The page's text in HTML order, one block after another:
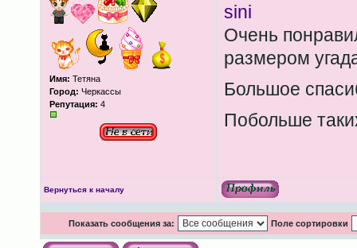
Имя: Тетяна
Город: Черкассы
Репутация: 4
sini
Очень
размером
Большое
Побольше
Вернуться к началу
Показать сообщения за: Поле сортировки